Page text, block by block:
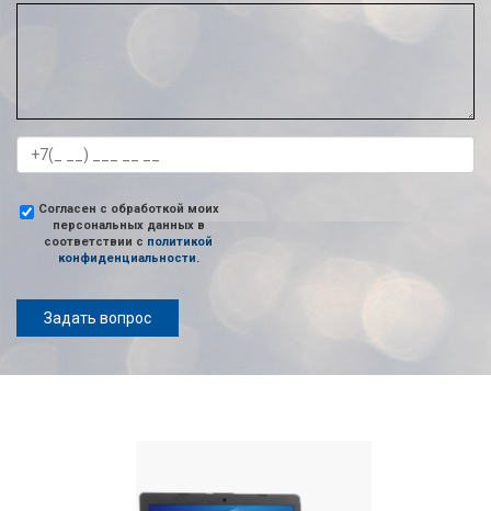
Согласен с обработкой моих
персональных данных в
соответствии с политикой
конфиденциальности.
Задать вопрос